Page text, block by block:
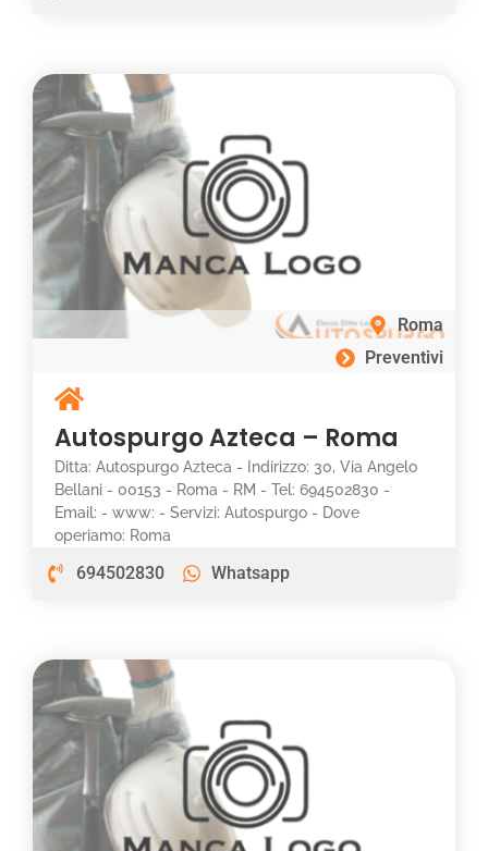
Roma
Preventivi
Autospurgo Azteca – Roma
Ditta: Autospurgo Azteca - Indirizzo: 30, Via Angelo
Bellani - 00153 - Roma - RM - Tel: 694502830 -
Email: - www: - Servizi: Autospurgo - Dove
operiamo: Roma
694502830 Whatsapp